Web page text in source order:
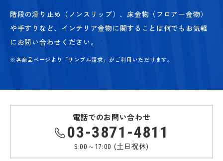
階段の滑り止め（ノンスリップ）、床金物（フロアー金物）
や手すりなど、 インテリア金物に関することは何でもお気軽
にお問い合わせください。
※各商品ページより「サンプル請求」がご利用いただけます。
電話でのお問い合わせ
03-3871-4811
9:00～17:00 (土日祝休)